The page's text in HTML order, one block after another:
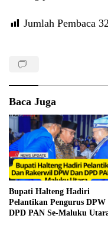
Jumlah Pembaca
Baca Juga
Bupati Halteng Hadiri
Pelantikan Pengurus DPW
DPD PAN Se-Maluku